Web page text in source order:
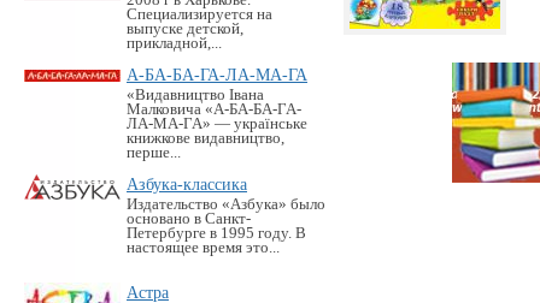
Специализируется на
выпуске детской,
прикладной,...
А-БА-БА-ГА-ЛА-МА-ГА
«Видавництво Івана
Малковича «А-БА-БА-ГА-
ЛА-МА-ГА» — українське
книжкове видавництво,
перше...
Азбука-классика
Издательство «Азбука» было
основано в Санкт-
Петербурге в 1995 году. В
настоящее время это...
Астра